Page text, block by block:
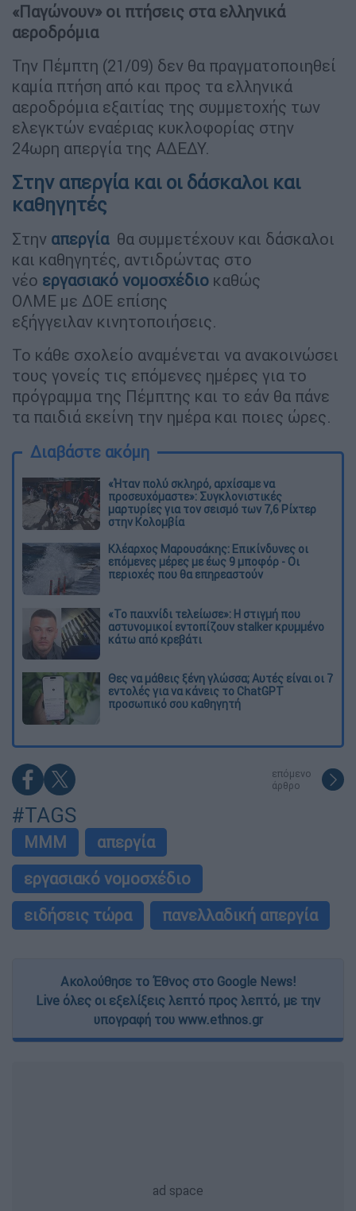
«Παγώνουν» οι πτήσεις στα ελληνικά
αεροδρόμια
Την Πέμπτη (21/09) δεν θα πραγματοποιηθεί
καμία πτήση από και προς τα ελληνικά
αεροδρόμια εξαιτίας της συμμετοχής των
ελεγκτών εναέριας κυκλοφορίας στην
24ωρη απεργία της ΑΔΕΔΥ.
Στην απεργία και οι δάσκαλοι και
καθηγητές
Στην απεργία θα συμμετέχουν και δάσκαλοι
και καθηγητές, αντιδρώντας στο
νέο εργασιακό νομοσχέδιο καθώς
ΟΛΜΕ με ΔΟΕ επίσης
εξήγγειλαν κινητοποιήσεις.
Το κάθε σχολείο αναμένεται να ανακοινώσει
τους γονείς τις επόμενες ημέρες για το
πρόγραμμα της Πέμπτης και το εάν θα πάνε
τα παιδιά εκείνη την ημέρα και ποιες ώρες.
Διαβάστε ακόμη
«Ήταν πολύ σκληρό, αρχίσαμε να
προσευχόμαστε»: Συγκλονιστικές
μαρτυρίες για τον σεισμό των 7,6 Ρίχτερ
στην Κολομβία
Κλέαρχος Μαρουσάκης: Επικίνδυνες οι
επόμενες μέρες με έως 9 μποφόρ - Οι
περιοχές που θα επηρεαστούν
«Το παιχνίδι τελείωσε»: Η στιγμή που
αστυνομικοί εντοπίζουν stalker κρυμμένο
κάτω από κρεβάτι
Θες να μάθεις ξένη γλώσσα; Αυτές είναι οι 7
εντολές για να κάνεις το ChatGPT
προσωπικό σου καθηγητή
επόμενο
άρθρο
#TAGS
ΜΜΜ
απεργία
εργασιακό νομοσχέδιο
ειδήσεις τώρα
πανελλαδική απεργία
Ακολούθησε το Έθνος στο Google News!
Live όλες οι εξελίξεις λεπτό προς λεπτό, με την
υπογραφή του www.ethnos.gr